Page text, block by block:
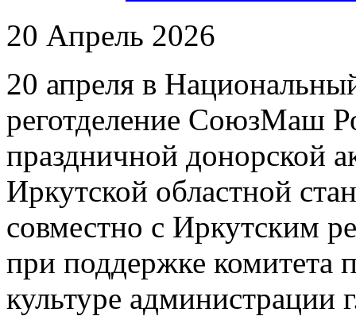
20 Апрель 2026
20 апреля в
реготделение СоюзМаш
праздничной донорской
Иркутской областной
совместно с Иркутским
при поддержке комитета
культуре администрации